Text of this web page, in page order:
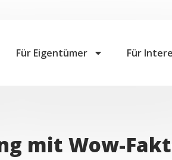
Für Eigentümer Für
mit Wow-